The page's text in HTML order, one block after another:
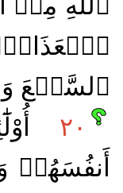
ٱلۡعَذَابُۚ
ٱلسَّمۡعَ
٢٠
أَنفُسَهُمۡ